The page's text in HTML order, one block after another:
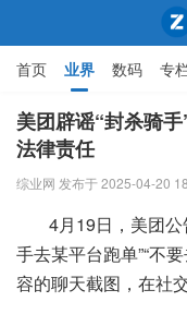
首页 业界 数码 专
人工智能
美团辟谣“封杀骑
法律责任
综业网 发布于 2025-04-20
4月19日，美团
手去某平台跑单”“不
容的聊天截图，在社